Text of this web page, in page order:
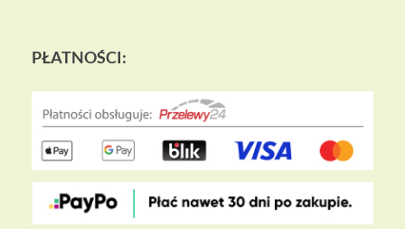
PŁATNOŚCI: